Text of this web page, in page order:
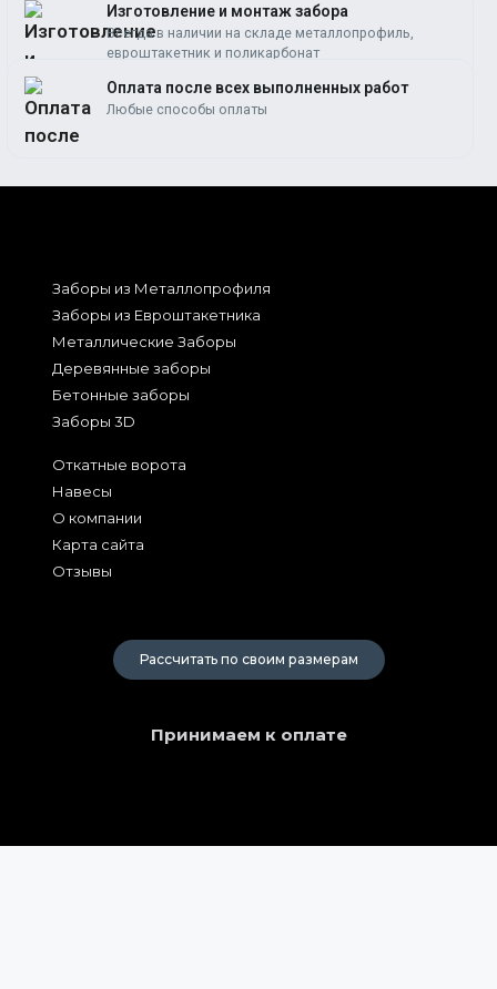
Изготовление и монтаж забора
Всегда в наличии на складе металлопрофиль,
евроштакетник и поликарбонат
Оплата после всех выполненных работ
Любые способы оплаты
Заборы из Металлопрофиля
Заборы из Евроштакетника
Металлические Заборы
Деревянные заборы
Бетонные заборы
Заборы 3D
Откатные ворота
Навесы
О компании
Карта сайта
Отзывы
Рассчитать по своим размерам
Принимаем к оплате